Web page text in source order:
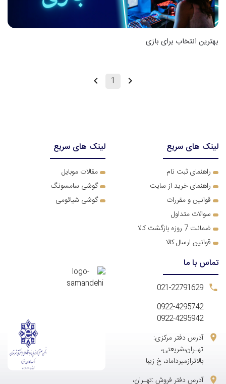
بهترین انتخاب برای بازی
1
تماس با ما
021-22791629
0922-4295742
0922-4295942
آدرس دفتر مرکزی:
تهـران،شریعتی،
بالاترازمیرداماد، خ زیبا
آدرس دفتر فروش :تهـران،
لینک های سریع
راهنمای ثبت نام
راهنمای خرید از سایت
قوانین و مقررات
سوالات متداول
ضمانت 7 روزه بازگشت کالا
قوانین ارسال کالا
لینک های سریع
مقالات موبایل
گوشی سامسونگ
گوشی شیائومی